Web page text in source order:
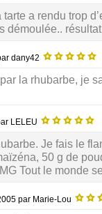
a rendu trop
démoulée..
dany42
la rhubarbe, je
LELEU
Je fais le
50 g de
Tout le monde
par Marie-Lou